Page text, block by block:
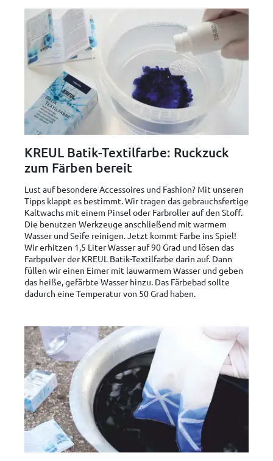
KREUL Batik-Textilfarbe: Ruckzuck
zum Färben bereit
Lust auf besondere Accessoires und Fashion? Mit unseren
Tipps klappt es bestimmt. Wir tragen das gebrauchsfertige
Kaltwachs mit einem Pinsel oder Farbroller auf den Stoff.
Die benutzen Werkzeuge anschließend mit warmem
Wasser und Seife reinigen. Jetzt kommt Farbe ins Spiel!
Wir erhitzen 1,5 Liter Wasser auf 90 Grad und lösen das
Farbpulver der KREUL Batik-Textilfarbe darin auf. Dann
füllen wir einen Eimer mit lauwarmem Wasser und geben
das heiße, gefärbte Wasser hinzu. Das Färbebad sollte
dadurch eine Temperatur von 50 Grad haben.